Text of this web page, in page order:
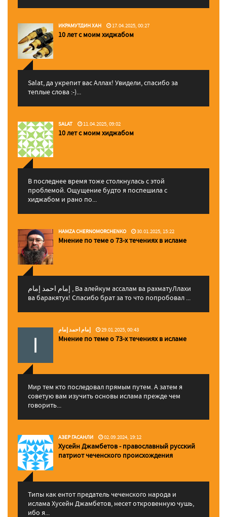
ИКРАМУТДИН ХАН 17.04.2025, 00:27
10 лет с моим хиджабом
Salat, да укрепит вас Аллаx! Увидели, спасибо за
теплые слова :-)...
SALAT 11.04.2025, 09:02
10 лет с моим хиджабом
В последнее время тоже столкнулась с этой
проблемой. Ощущение будто я поспешила с
хиджабом и рано по...
HAMZA CHERNOMORCHENKO 30.01.2025, 15:22
Мнение по теме о 73-х течениях в исламе
إمام احمد إمام , Ва алейкум ассалам ва рахматуЛлахи
ва баракятух! Спасибо брат за то что попробовал ...
إمام احمد إمام 29.01.2025, 00:43
Мнение по теме о 73-х течениях в исламе
Мир тем кто последовал прямым путем. А затем я
советую вам изучить основы ислама прежде чем
говорить...
АЗЕР ГАСАНЛИ 02.09.2024, 19:12
Хусейн Джамбетов - православный русский
патриот чеченского происхождения
Типы как ентот предатель чеченского народа и
ислама Хусейн Джамбетов, несет откровенную чушь,
ибо я...